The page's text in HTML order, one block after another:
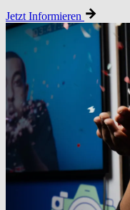
Jetzt Informieren